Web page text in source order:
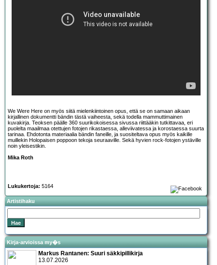
We Were Here on myös siitä mielenkiintoinen opus, että se on samaan aikaan
kirjallinen dokumentti bändin tästä vaiheesta, sekä todella mammuttimainen
kuvakirja. Teoksen päälle 360 suurikokoisessa sivussa riittääkin tutkittavaa, eri
puolelta maailmaa otettujen fotojen rikastaessa, alleviivatessa ja korostaessa suurta
tarinaa. Ehdotonta materiaalia bändin faneille, ja suositeltava opus myös kaikille
muillekin Holopaisen poppoon tekoja seuraaville. Sekä hyvien rock-fotojen ystäville
noin yleisestikin.
Mika Roth
Lukukertoja: 5164
Artistihaku
Kirja-arvioissa my�s
Markus Rantanen: Suuri säkkipillikirja
13.07.2026